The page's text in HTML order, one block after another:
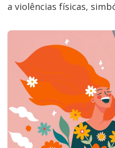
a violências físicas,